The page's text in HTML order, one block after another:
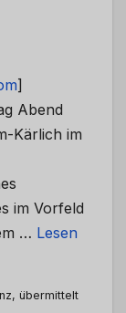
]
Abend
Kärlich im
im Vorfeld
… Lesen
übermittelt